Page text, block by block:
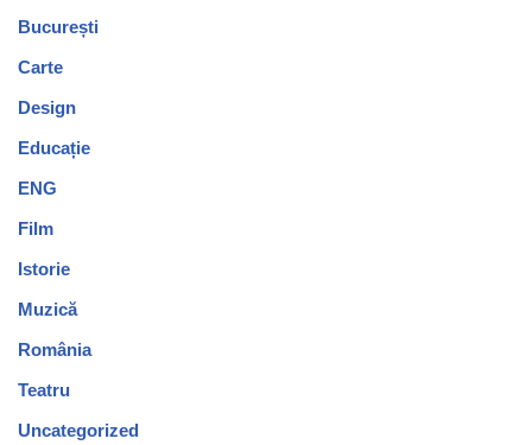
București
Carte
Design
Educație
ENG
Film
Istorie
Muzică
România
Teatru
Uncategorized